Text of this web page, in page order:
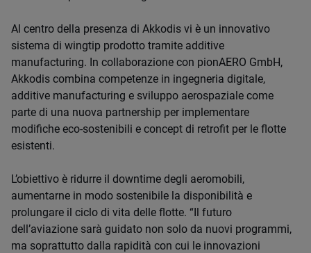
Al centro della presenza di Akkodis vi è un innovativo
sistema di wingtip prodotto tramite additive
manufacturing. In collaborazione con pionAERO GmbH,
Akkodis combina competenze in ingegneria digitale,
additive manufacturing e sviluppo aerospaziale come
parte di una nuova partnership per implementare
modifiche eco-sostenibili e concept di retrofit per le flotte
esistenti.
L’obiettivo è ridurre il downtime degli aeromobili,
aumentarne in modo sostenibile la disponibilità e
prolungare il ciclo di vita delle flotte. “Il futuro
dell’aviazione sarà guidato non solo da nuovi programmi,
ma soprattutto dalla rapidità con cui le innovazioni